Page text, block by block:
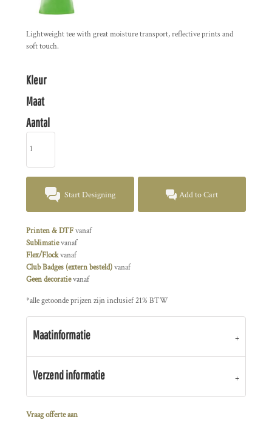
Lightweight tee with great moisture transport, reflective prints and
soft touch.
Kleur
Maat
Aantal
Start Designing Add to Cart
Printen & DTFvanaf
Sublimatievanaf
Flex/Flockvanaf
Club Badges (extern besteld)vanaf
Geen decoratievanaf
*alle getoonde prijzen zijn inclusief 21% BTW
Maatinformatie
Verzend informatie
Vraag offerte aan